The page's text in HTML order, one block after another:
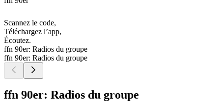
Scannez le code,
Téléchargez l’app,
Écoutez.
ffn 90er: Radios du groupe
ffn 90er: Radios du groupe
ffn 90er: Radios du groupe